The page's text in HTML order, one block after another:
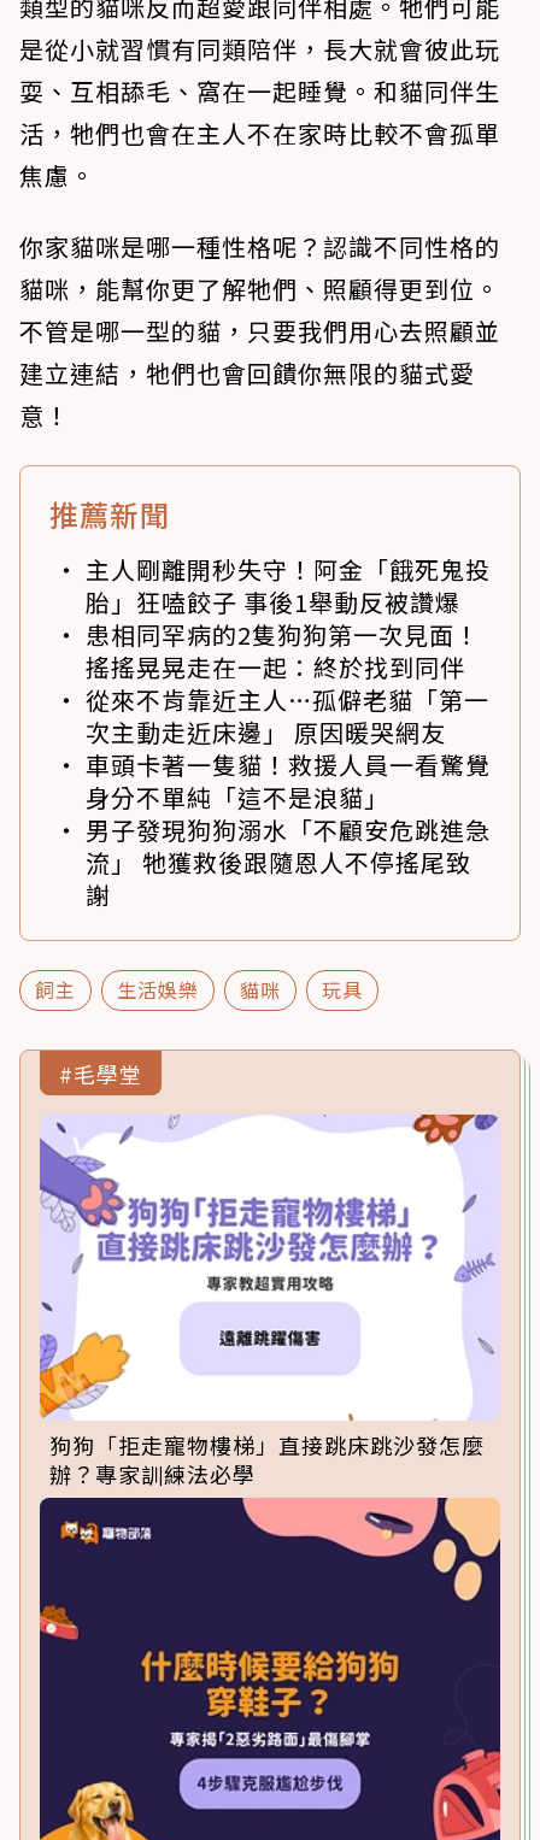
是從小就習慣有同類陪伴，長大就會彼此玩
耍、互相舔毛、窩在一起睡覺。和貓同伴生
活，牠們也會在主人不在家時比較不會孤單
焦慮。
你家貓咪是哪一種性格呢？認識不同性格的
貓咪，能幫你更了解牠們、照顧得更到位。
不管是哪一型的貓，只要我們用心去照顧並
建立連結，牠們也會回饋你無限的貓式愛
意！
推薦新聞
主人剛離開秒失守！阿金「餓死鬼投
胎」狂嗑餃子 事後1舉動反被讚爆
患相同罕病的2隻狗狗第一次見面！
搖搖晃晃走在一起：終於找到同伴
從來不肯靠近主人…孤僻老貓「第一
次主動走近床邊」 原因暖哭網友
車頭卡著一隻貓！救援人員一看驚覺
身分不單純「這不是浪貓」
男子發現狗狗溺水「不顧安危跳進急
流」 牠獲救後跟隨恩人不停搖尾致
謝
飼主 生活娛樂 貓咪 玩具
#毛學堂
狗狗「拒走寵物樓梯」直接跳床跳沙發怎麼
辦？專家訓練法必學